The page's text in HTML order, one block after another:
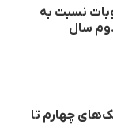
نسبت به
دوم سال
چهارم تا